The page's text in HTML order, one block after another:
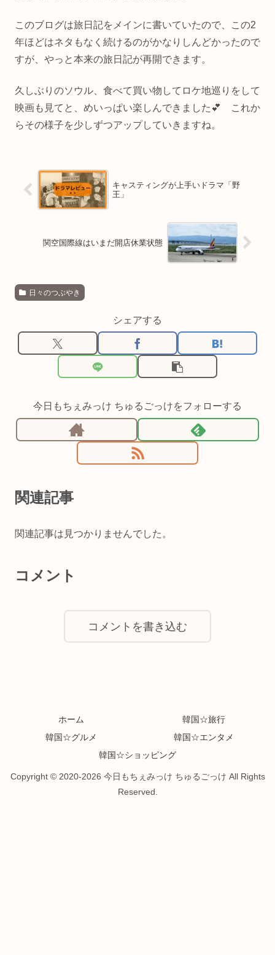
このブログは旅日記をメインに書いていたので、この2
年ほどはネタもなく続けるのがかなりしんどかったので
すが、やっと本来の旅日記が再開できます。
久しぶりのソウル、食べて買い物してロケ地巡りをして
映画も見てと、めいっぱい楽しんできました💕 これか
らその様子を少しずつアップしていきますね。
キャスティングが上手いドラマ「野
王」
関空国際線はいまだ開店休業状態
日々のつぶやき
シェアする
今日もちぇみっけ ちゅるごっけをフォローする
関連記事
関連記事は見つかりませんでした。
コメント
コメントを書き込む
ホーム
韓国☆旅行
韓国☆グルメ
韓国☆エンタメ
韓国☆ショッピング
Copyright © 2020-2026 今日もちぇみっけ ちゅるごっけ All Rights
Reserved.